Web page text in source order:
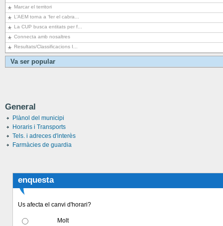
Marcar el territori
L’AEM torna a ‘fer el cabra...
La CUP busca entitats per f...
Connecta amb nosaltres
Resultats/Classificacions I...
Va ser popular
General
Plànol del municipi
Horaris i Transports
Tels. i adreces d'interès
Farmàcies de guardia
enquesta
Us afecta el canvi d'horari?
Molt